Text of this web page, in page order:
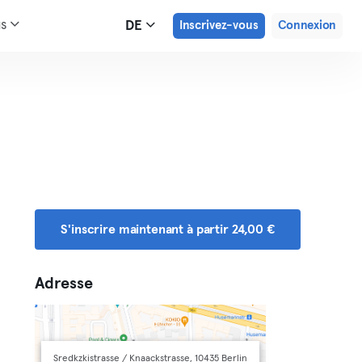
DE Inscrivez-vous Connexion
S'inscrire maintenant à partir 24,00 €
Adresse
Sredkzkistrasse / Knaackstrasse, 10435 Berlin